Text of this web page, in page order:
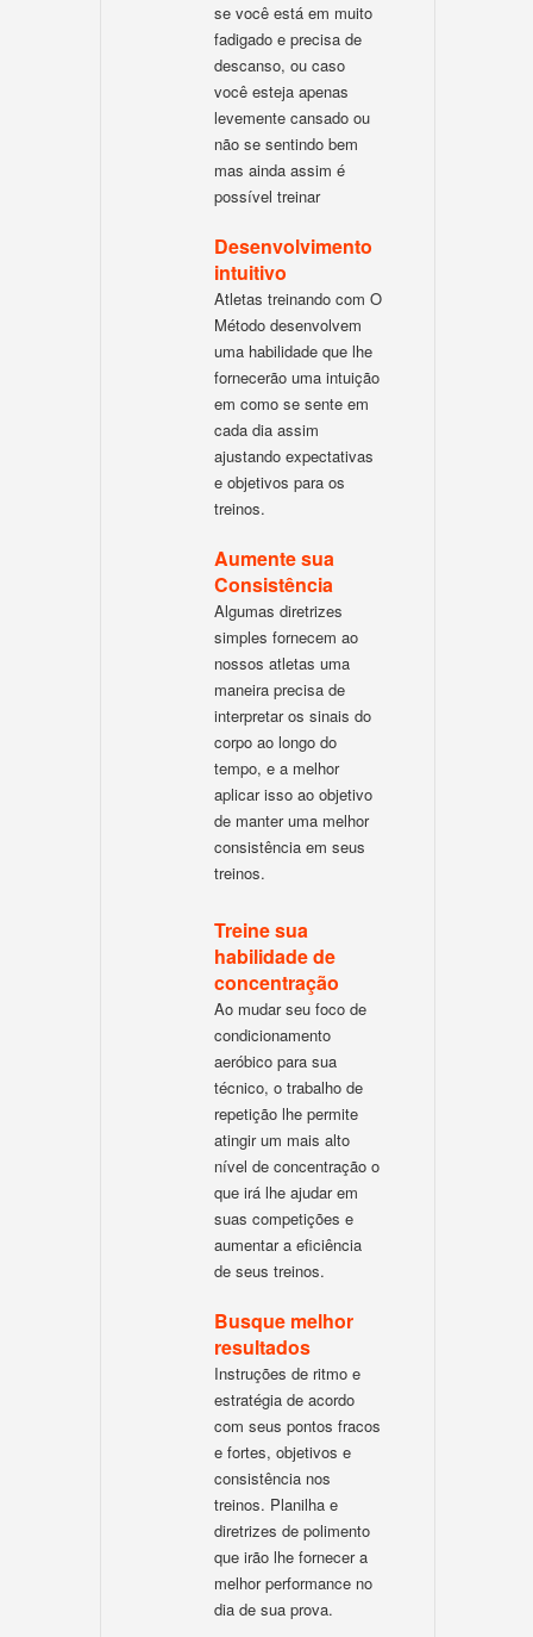
se você está em muito
fadigado e precisa de
descanso, ou caso
você esteja apenas
levemente cansado ou
não se sentindo bem
mas ainda assim é
possível treinar
Desenvolvimento
intuitivo
Atletas treinando com O
Método desenvolvem
uma habilidade que lhe
fornecerão uma intuição
em como se sente em
cada dia assim
ajustando expectativas
e objetivos para os
treinos.
Aumente sua
Consistência
Algumas diretrizes
simples fornecem ao
nossos atletas uma
maneira precisa de
interpretar os sinais do
corpo ao longo do
tempo, e a melhor
aplicar isso ao objetivo
de manter uma melhor
consistência em seus
treinos.
Treine sua
habilidade de
concentração
Ao mudar seu foco de
condicionamento
aeróbico para sua
técnico, o trabalho de
repetição lhe permite
atingir um mais alto
nível de concentração o
que irá lhe ajudar em
suas competições e
aumentar a eficiência
de seus treinos.
Busque melhor
resultados
Instruções de ritmo e
estratégia de acordo
com seus pontos fracos
e fortes, objetivos e
consistência nos
treinos. Planilha e
diretrizes de polimento
que irão lhe fornecer a
melhor performance no
dia de sua prova.